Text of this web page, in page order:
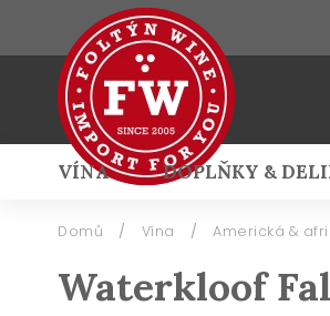
VÍNA DOPLŇKY &
Přihlášení
Domů / Vína / Americká &
Waterkloof